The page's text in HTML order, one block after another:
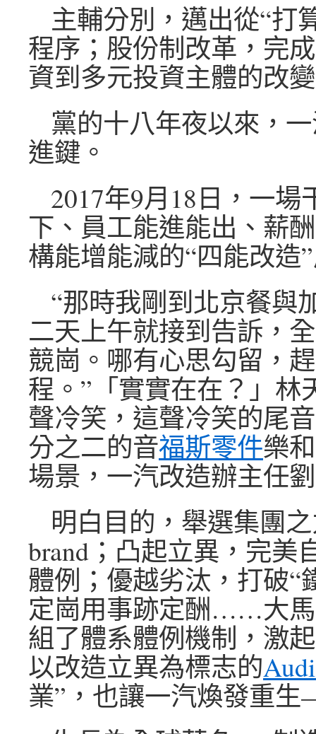
主輔分別，邁出從“打
程序；股份制改革，完
資到多元投資主體的改
黨的十八年夜以來，
進鍵。
2017年9月18日，一場
下、員工能進能出、薪
構能增能減的“四能改造
“那時我剛到北京餐與
二天上午就接到告訴，
競崗。哪有心思勾留，
程。”「實實在在？」林
聲冷笑，這聲冷笑的尾
分之二的音福斯零件樂
場景，一汽改造辦主任
明白目的，舉選集團
brand；凸起立異，完美
體例；優越劣汰，打破“
定崗用事跡定酬……大
組了體系體例機制，激
以改造立異為標志的
業”，也讓一汽煥發重